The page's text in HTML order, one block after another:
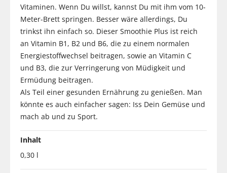
Vitaminen. Wenn Du willst, kannst Du mit ihm vom 10-
Meter-Brett springen. Besser wäre allerdings, Du
trinkst ihn einfach so. Dieser Smoothie Plus ist reich
an Vitamin B1, B2 und B6, die zu einem normalen
Energiestoffwechsel beitragen, sowie an Vitamin C
und B3, die zur Verringerung von Müdigkeit und
Ermüdung beitragen.
Als Teil einer gesunden Ernährung zu genießen. Man
könnte es auch einfacher sagen: Iss Dein Gemüse und
mach ab und zu Sport.
Inhalt
0,30 l